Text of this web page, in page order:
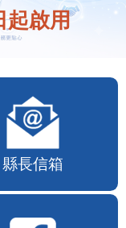
合作行列
縣長信箱